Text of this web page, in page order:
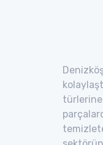
türlerine